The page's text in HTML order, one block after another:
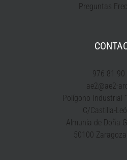
Preguntas
976 81 90
ae2@ae2-
Polígono Industrial
C/Castilla-
Almunia de Doña
50100